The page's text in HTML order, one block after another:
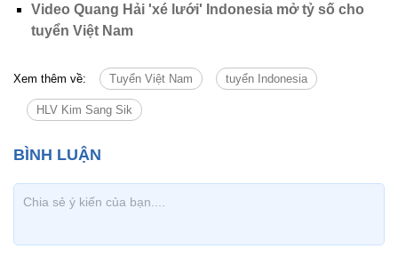
Video Quang Hải 'xé lưới' Indonesia mở tỷ số cho
tuyển Việt Nam
Xem thêm về: Tuyển Việt Nam tuyển Indonesia
HLV Kim Sang Sik